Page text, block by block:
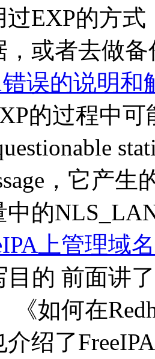
过EXP的方
，或者去做
错误的说明和
的过程中可
，它产
的
上管理域
目的 前面讲
《如何在
绍了